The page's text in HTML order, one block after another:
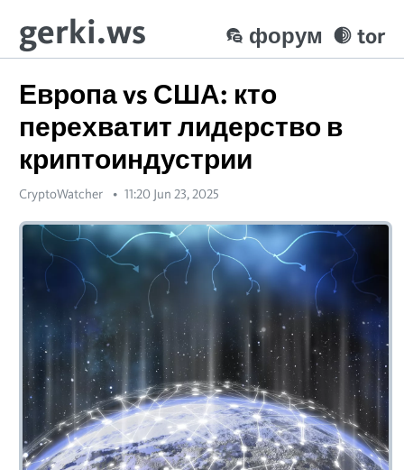
gerki.ws tor
форум
Европа vs США: кто
перехватит лидерство в
криптоиндустрии
CryptoWatcher 11:20 Jun 23, 2025